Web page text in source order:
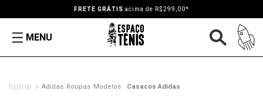
FRETE GRÁTIS acima de R$299,00*
MENU
Adidas Roupas Modelos Casacos Adidas